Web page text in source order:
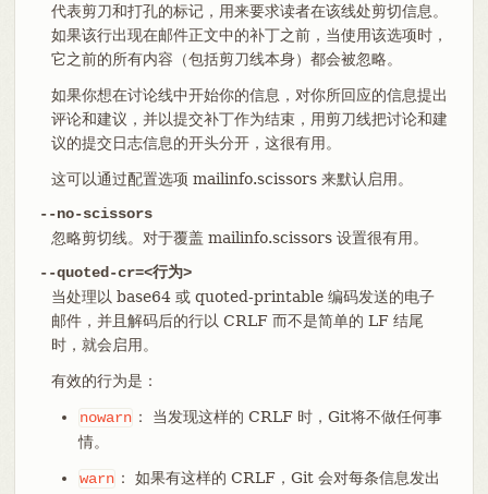
代表剪刀和打孔的标记，用来要求读者在该线处剪切信息。
如果该行出现在邮件正文中的补丁之前，当使用该选项时，
它之前的所有内容（包括剪刀线本身）都会被忽略。
如果你想在讨论线中开始你的信息，对你所回应的信息提出
评论和建议，并以提交补丁作为结束，用剪刀线把讨论和建
议的提交日志信息的开头分开，这很有用。
这可以通过配置选项 mailinfo.scissors 来默认启用。
--no-scissors
忽略剪切线。对于覆盖 mailinfo.scissors 设置很有用。
--quoted-cr=<行为>
当处理以 base64 或 quoted-printable 编码发送的电子
邮件，并且解码后的行以 CRLF 而不是简单的 LF 结尾
时，就会启用。
有效的行为是：
nowarn ： 当发现这样的 CRLF 时，Git将不做任何事
情。
warn ： 如果有这样的 CRLF，Git 会对每条信息发出